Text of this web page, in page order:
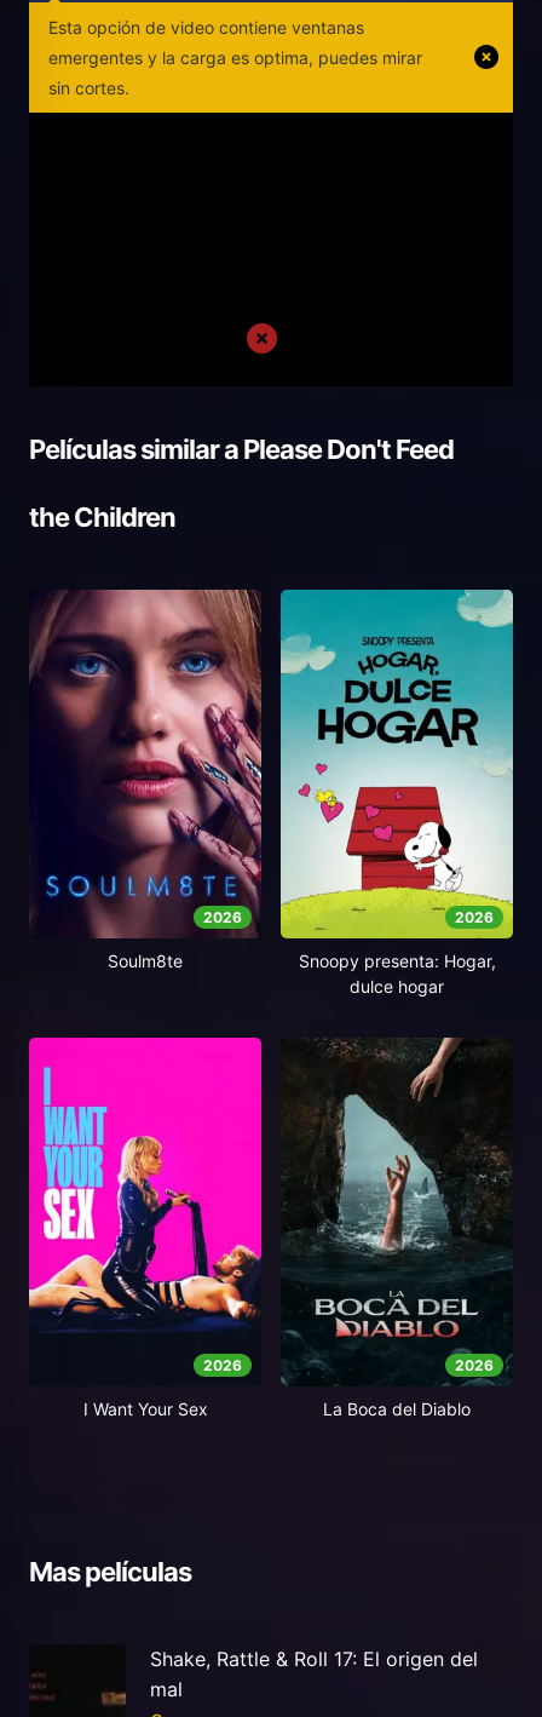
Esta opción de video contiene ventanas
emergentes y la carga es optima, puedes mirar
sin cortes.
Películas similar aPlease Don't Feed
the Children
2026
Soulm8te
2026
Snoopy presenta: Hogar,
dulce hogar
2026
I Want Your Sex
2026
La Boca del Diablo
Mas películas
Shake, Rattle & Roll 17: El origen del
mal